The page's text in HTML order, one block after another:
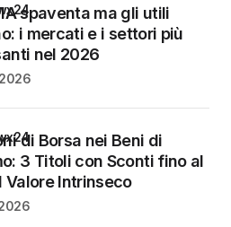
spaventa ma gli utili
i mercati e i settori più
nel 2026
di Borsa nei Beni di
3 Titoli con Sconti fino al
Valore Intrinseco